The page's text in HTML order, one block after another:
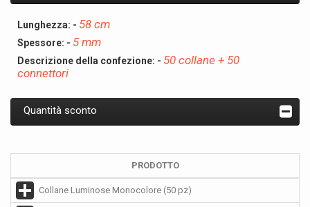
Lunghezza: - 58 cm
Spessore: - 5 mm
Descrizione della confezione: - 50 collane + 50
connettori
Quantità sconto
PRODOTTO
Collane Luminose Monocolore (50 pz)